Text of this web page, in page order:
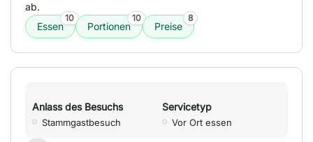
ab.
Essen
10
Portionen
10
Preise
8
Anlass des Besuchs
Stammgastbesuch
Servicetyp
Vor Ort essen